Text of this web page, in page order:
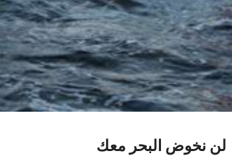
لن نخوض البحر معك